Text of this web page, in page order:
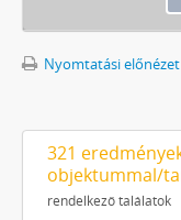
Nyomtatási előnézet
321
objektummal/
rendelkező találatok